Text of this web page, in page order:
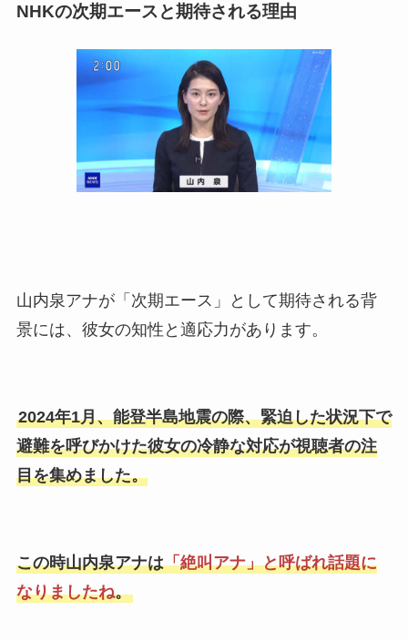
NHKの次期エースと期待される理由
山内泉アナが「次期エース」として期待される背
景には、彼女の知性と適応力があります。
2024年1月、能登半島地震の際、緊迫した状況下で
避難を呼びかけた彼女の冷静な対応が視聴者の注
目を集めました。
この時山内泉アナは「絶叫アナ」と呼ばれ話題に
なりましたね。